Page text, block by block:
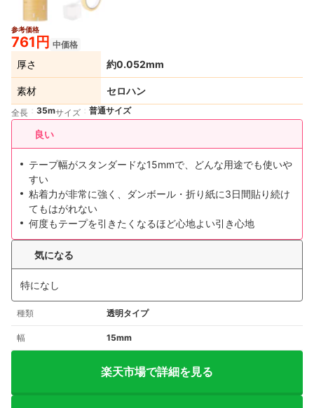
参考価格
761円 中価格
厚さ 約0.052mm
素材 セロハン
全長 35mサイズ 普通サイズ
良い
テープ幅がスタンダードな15mmで、どんな用途でも使いや
すい
粘着力が非常に強く、ダンボール・折り紙に3日間貼り続け
てもはがれない
何度もテープを引きたくなるほど心地よい引き心地
気になる
特になし
種類 透明タイプ
幅 15mm
楽天市場で詳細を見る